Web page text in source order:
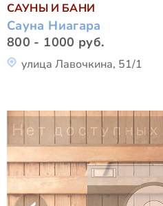
САУНЫ И БАНИ
Сауна Ниагара
800 - 1000 руб.
улица Лавочкина, 51/1